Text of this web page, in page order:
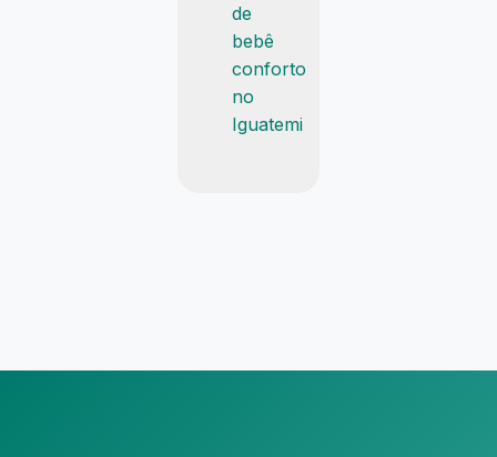
de
bebê
conforto
no
Iguatemi